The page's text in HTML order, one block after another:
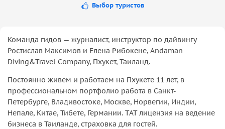
Выбор туристов
Команда гидов — журналист, инструктор по дайвингу
Ростислав Максимов и Елена Рибокене, Andaman
Diving&Travel Company, Пхукет, Таиланд.
Постоянно живем и работаем на Пхукете 11 лет, в
профессиональном портфолио работа в Санкт-
Петербурге, Владивостоке, Москве, Норвегии, Индии,
Непале, Китае, Тибете, Германии. ТАТ лицензия на ведение
бизнеса в Таиланде, страховка для гостей.